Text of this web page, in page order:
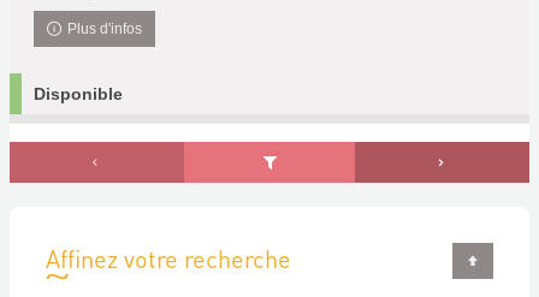
Plus d'infos
Disponible
Affinez votre recherche